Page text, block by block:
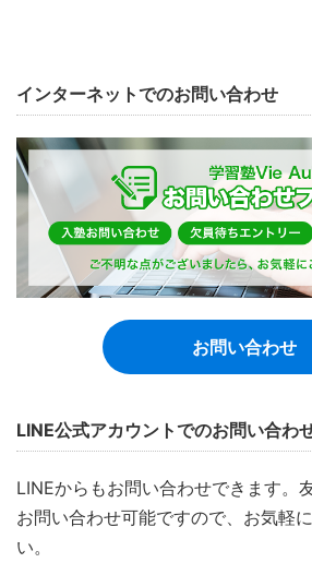
インターネットでのお問い合わせ
お問い合わせ
LINE公式アカウントでのお問い合わ
LINEからもお問い合わせできます。
お問い合わせ可能ですので、お気軽
い。